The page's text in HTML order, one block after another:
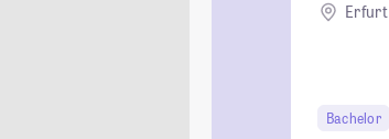
Erfurt
Bachelor